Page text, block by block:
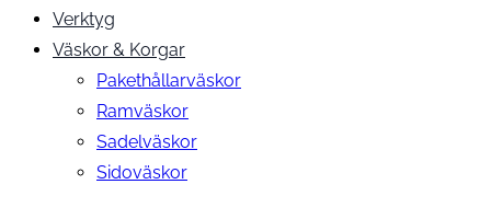
Verktyg
Väskor & Korgar
Pakethållarväskor
Ramväskor
Sadelväskor
Sidoväskor